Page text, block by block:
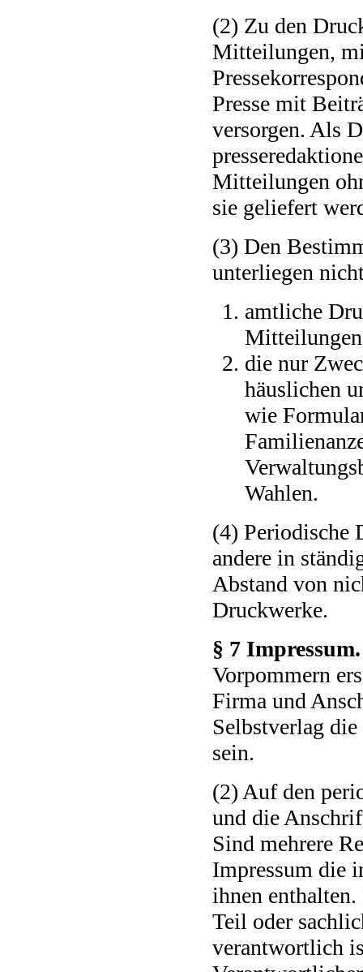
(2) Zu den
Mitteilungen,
Presse mit
versorgen. Als
Mitteilungen
sie geliefert
(3) Den
unterliegen
amtliche
die nur
häuslichen
wie
Wahlen.
(4) Periodische
andere in
Abstand von
Druckwerke.
§ 7 Impressum.
Vorpommern
Firma und
Selbstverlag die
sein.
(2) Auf den
und die
Sind mehrere
Impressum die
ihnen
Teil oder
verantwortlich